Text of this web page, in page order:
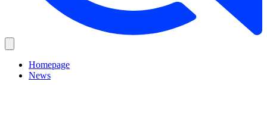
Homepage
News